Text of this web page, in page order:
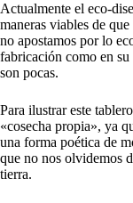
Actualmente el eco-
maneras viables de
no apostamos por lo
fabricación como en
son pocas.
Para ilustrar este
«cosecha propia», ya
una forma poética de
que no nos olvidemos
tierra.